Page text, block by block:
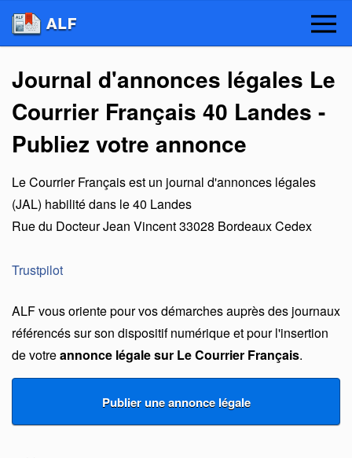
Journal d'annonces légales Le
Courrier Français 40 Landes -
Publiez votre annonce
Le Courrier Françaisest un journal d'annonces légales
(JAL) habilité dans le 40 Landes
Rue du Docteur Jean Vincent33028 Bordeaux Cedex
Trustpilot
ALF vous oriente pour vos démarches auprès des journaux
référencés sur son dispositif numérique et pour l'insertion
de votreannonce légale sur Le Courrier Français.